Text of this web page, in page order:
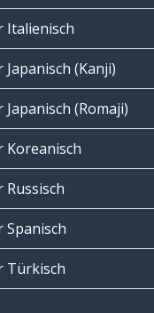
Italienisch
(Kanji)
(Romaji)
Koreanisch
Türkisch